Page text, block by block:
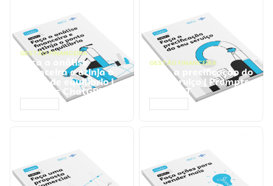
GESTÃO FINANCEIRA
Faça a análise
financeira e atinja o
ponto de equilíbrio |
Prompts ChatGPT
GESTÃO FINANCEIRA
Faça a precificação do
seu serviço | Prompts
ChatGPT